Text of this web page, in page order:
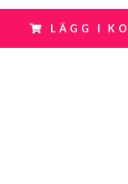
LÄGG I